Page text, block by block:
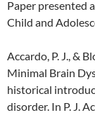
Paper presented
Child and
Accardo, P. J., &
Minimal Brain
historical
disorder. In P. J.